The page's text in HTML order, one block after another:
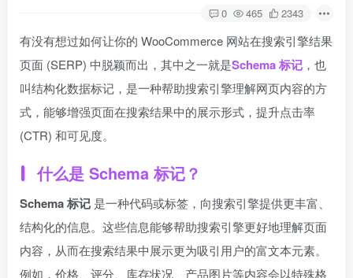
0 465 2343
有没有想过如何让你的 WooCommerce 网站在搜索引擎结果
页面 (SERP) 中脱颖而出，其中之一就是Schema 标记 ，也
叫结构化数据标记，是一种帮助搜索引擎理解网页内容的方
式，能够增强页面在搜索结果中的展示形式，提升点击率
(CTR) 和可见度。
什么是 Schema 标记？
Schema 标记 是一种代码或标签，向搜索引擎提供更丰富、
结构化的信息。这些信息能够帮助搜索引擎更好地理解页面
内容，从而在搜索结果中展示更为吸引用户的富文本元素。
例如，价格、评分、库存状况、产品图片等内容会以特殊格